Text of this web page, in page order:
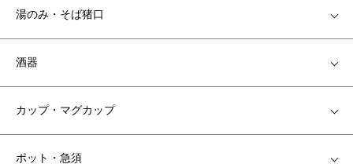
湯のみ・そば猪口
酒器
カップ・マグカップ
ポット・急須